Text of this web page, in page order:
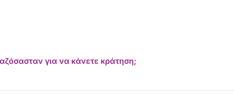
για να κάνετε κράτηση;